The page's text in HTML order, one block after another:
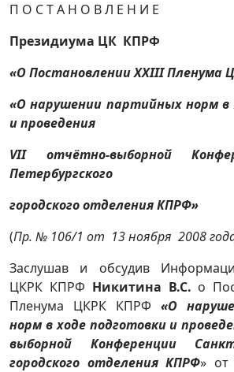
П О С Т А Н О В Л Е Н И Е
Президиума ЦК КПРФ
«О Постановлении XXIII Пленума
«О нарушении партийных норм в
и проведения
VIIотчётно-выборной
Петербургского
городского отделения КПРФ»
(Пр. № 106/1 от 13 ноября 2008
Заслушав и обсудив
ЦКРК КПРФ Никитина В.С. о
Пленума ЦКРК КПРФ «О
норм в ходе подготовки и
выборной Конференции Санкт-
городского отделения КПРФ» от